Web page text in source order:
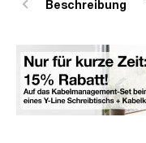
Beschreibung